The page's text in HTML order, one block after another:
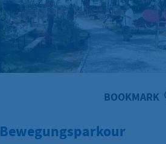
BOOKMARK
Bewegungsparkour